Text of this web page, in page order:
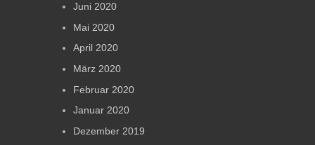
Juni 2020
Mai 2020
April 2020
März 2020
Februar 2020
Januar 2020
Dezember 2019